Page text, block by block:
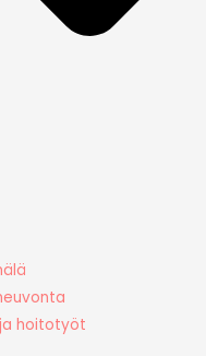
hoitotyöt